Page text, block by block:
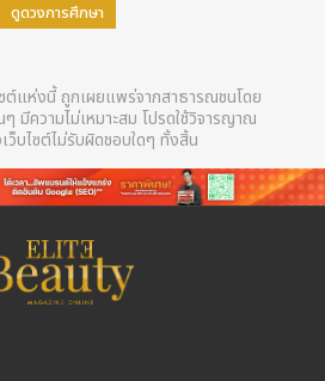
ดูดวงการศึกษา
ต์แห่งนี้ ถูกเผยแพร่จากสาธารณชนโดย
มีความไม่เหมาะสม โปรดใช้วิจารญาณ
ว็บไซต์ไม่รับผิดชอบใดๆ ทั้งสิ้น